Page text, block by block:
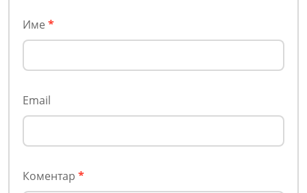
Име *
Email
Коментар *